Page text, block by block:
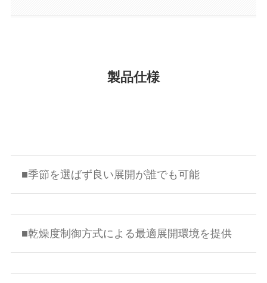
製品仕様
■季節を選ばず良い展開が誰でも可能
■乾燥度制御方式による最適展開環境を提供